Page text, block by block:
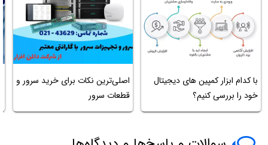
با کدام ابزار کمپین های دیجیتال
خود را بررسی کنیم؟
اصلی‌ترین نکات برای خرید سرور و
قطعات سرور